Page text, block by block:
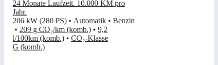
24 Monate Laufzeit. 10.000 KM pro
Jahr.
206 kW (280 PS) • Automatik • Benzin
• 209 g CO₂/km (komb.) • 9,2
l/100km (komb.) • CO₂-Klasse
G (komb.)